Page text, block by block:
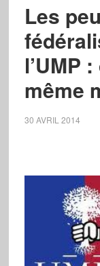
Les
l’UMP
même
30 AVRIL 2014